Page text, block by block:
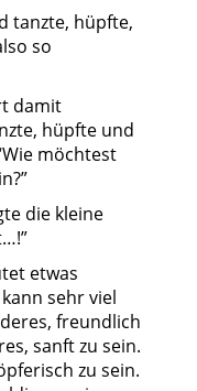
tanzte, hüpfte,
so
damit
hüpfte und
möchtest
die kleine
etwas
sehr viel
freundlich
sanft zu sein.
zu sein.